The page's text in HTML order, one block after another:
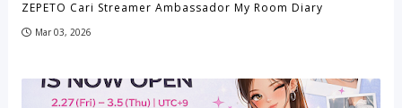
ZEPETO Cari Streamer Ambassador My Room Diary
Mar 03, 2026